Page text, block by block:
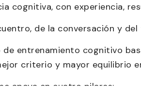
cognitiva, con experiencia,
de la conversación y
de entrenamiento cognitivo
criterio y mayor equilibrio
apoya en cuatro pilares: